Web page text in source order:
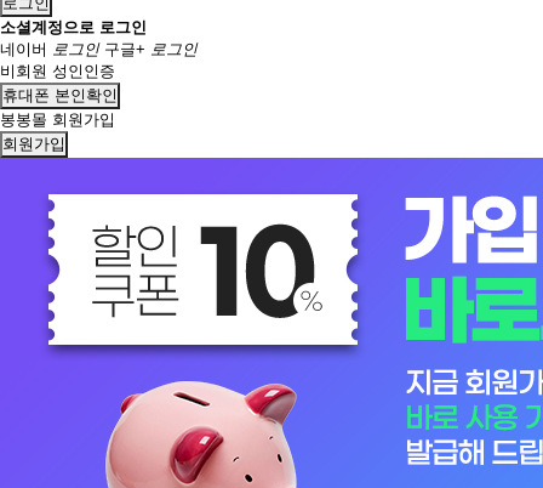
소셜계정으로 로그인
네이버 로그인 구글+ 로그인
비회원 성인인증
휴대폰 본인확인
봉봉몰 회원가입
회원가입